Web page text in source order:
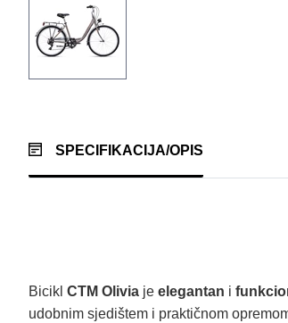
SPECIFIKACIJA/OPIS
Bicikl CTM Olivia je elegantan i
udobnim sjedištem i praktičnom